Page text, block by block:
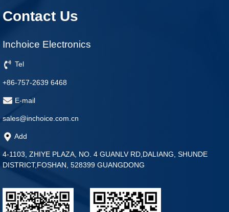
Contact Us
Inchoice Electronics
Tel
+86-757-2639 6468
E-mail
sales@inchoice.com.cn
Add
4-1103, ZHIYE PLAZA, NO. 4 GUANLV RD,DALIANG, SHUNDE
DISTRICT,FOSHAN, 528399 GUANGDONG